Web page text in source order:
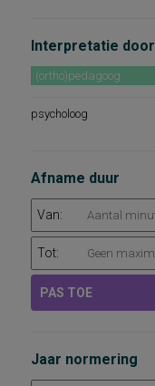
Interpretatie door
(ortho)pedagoog
psycholoog
Afname duur
Van:
Tot:
PAS TOE
Jaar normering